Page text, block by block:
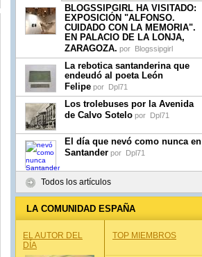
BLOGSSIPGIRL HA VISITADO:
EXPOSICIÓN "ALFONSO.
CUIDADO CON LA MEMORIA".
EN PALACIO DE LA LONJA,
ZARAGOZA. por Blogssipgirl
La rebotica santanderina que
endeudó al poeta León
Felipe por Dpl71
Los trolebuses por la Avenida
de Calvo Sotelo por Dpl71
El día que nevó como nunca en
Santander por Dpl71
Todos los artículos
LA COMUNIDAD ESPAÑA
EL AUTOR DEL
DÍA
TOP MIEMBROS